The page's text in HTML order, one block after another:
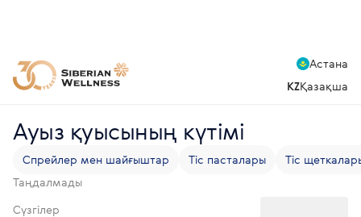
Астана
KZҚазақша
Ауыз қуысының күтімі
Спрейлер мен шайғыштар Тіс пасталары
Тіс
Таңдалмады
Сүзгілер